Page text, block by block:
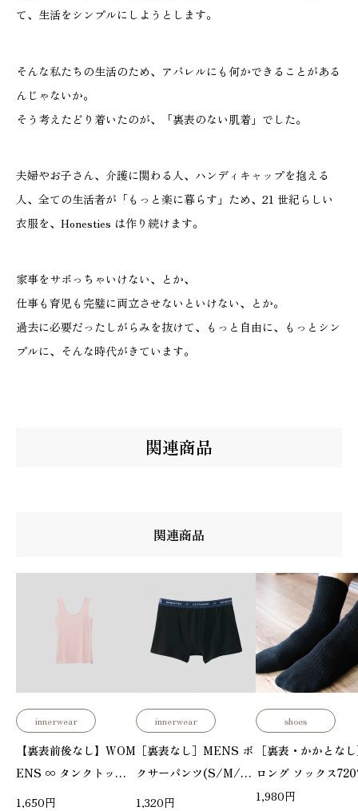
て、生活をシンプルにしようとします。
そんな私たちの生活のため、アパレルにも何かできることがある
んじゃないか。
そう考えたどり着いたのが、「裏表のない肌着」でした。
夫婦やお子さん、介護に関わる人、ハンディキャップを抱える
人、全ての生活者が「もっと楽に暮らす」ため、21 世紀らしい
衣服を、Honesties は作り続けます。
家事をサボっちゃいけない、とか、
仕事も育児も完璧に両立させないといけない、とか。
過去に必要だったしがらみを抜けて、もっと自由に、もっとシン
プルに、そんな時代がきています。
関連商品
関連商品
innerwear
【裏表前後なし】WOM
ENS ∞ タンクトップ
スタンダード2.0(S/
1,650円
innerwear
［裏表なし］MENS ボ
クサーパンツ(S/M/L/
1,320円
shoes
［裏表・かかとな
ロング ソックス
1,980円